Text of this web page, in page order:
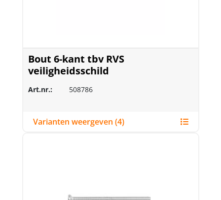
Bout 6-kant tbv RVS
veiligheidsschild
Art.nr.: 508786
Varianten weergeven (4)